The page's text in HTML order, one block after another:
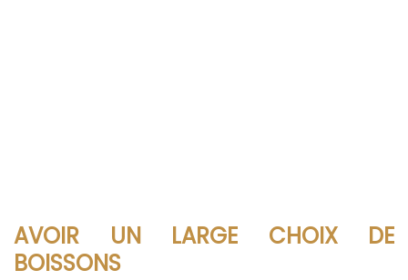
AVOIR UN LARGE CHOIX DE
BOISSONS